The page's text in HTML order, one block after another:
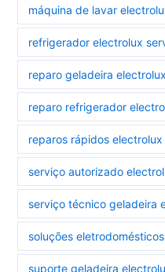
máquina de lavar
refrigerador electrolux
reparo geladeira
reparo refrigerador
reparos rápidos electrolux
serviço autorizado
serviço técnico geladeira
soluções
suporte geladeira